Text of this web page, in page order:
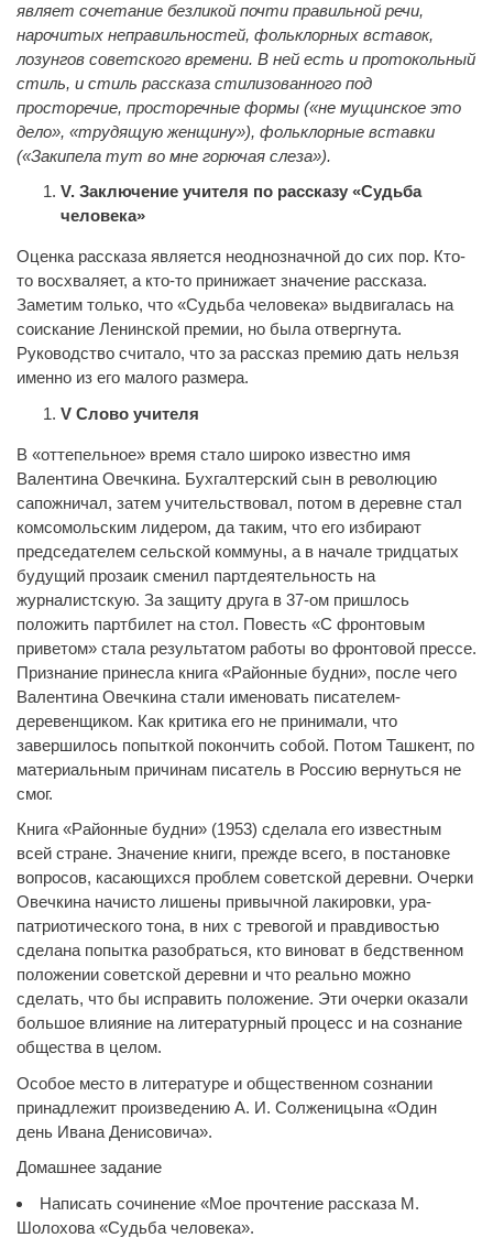
являет сочетание безликой почти правильной речи,
нарочитых неправильностей, фольклорных вставок,
лозунгов советского времени. В ней есть и протокольный
стиль, и стиль рассказа стилизованного под
просторечие, просторечные формы («не мущинское это
дело», «трудящую женщину»), фольклорные вставки
(«Закипела тут во мне горючая слеза»).
V. Заключение учителя по рассказу «Судьба
человека»
Оценка рассказа является неоднозначной до сих пор. Кто-
то восхваляет, а кто-то принижает значение рассказа.
Заметим только, что «Судьба человека» выдвигалась на
соискание Ленинской премии, но была отвергнута.
Руководство считало, что за рассказ премию дать нельзя
именно из его малого размера.
V Слово учителя
В «оттепельное» время стало широко известно имя
Валентина Овечкина. Бухгалтерский сын в революцию
сапожничал, затем учительствовал, потом в деревне стал
комсомольским лидером, да таким, что его избирают
председателем сельской коммуны, а в начале тридцатых
будущий прозаик сменил партдеятельность на
журналистскую. За защиту друга в 37-ом пришлось
положить партбилет на стол. Повесть «С фронтовым
приветом» стала результатом работы во фронтовой прессе.
Признание принесла книга «Районные будни», после чего
Валентина Овечкина стали именовать писателем-
деревенщиком. Как критика его не принимали, что
завершилось попыткой покончить собой. Потом Ташкент, по
материальным причинам писатель в Россию вернуться не
смог.
Книга «Районные будни» (1953) сделала его известным
всей стране. Значение книги, прежде всего, в постановке
вопросов, касающихся проблем советской деревни. Очерки
Овечкина начисто лишены привычной лакировки, ура-
патриотического тона, в них с тревогой и правдивостью
сделана попытка разобраться, кто виноват в бедственном
положении советской деревни и что реально можно
сделать, что бы исправить положение. Эти очерки оказали
большое влияние на литературный процесс и на сознание
общества в целом.
Особое место в литературе и общественном сознании
принадлежит произведению А. И. Солженицына «Один
день Ивана Денисовича».
Домашнее задание
Написать сочинение «Мое прочтение рассказа М.
Шолохова «Судьба человека».